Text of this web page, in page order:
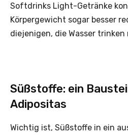
Softdrinks Light-Getränke
Körpergewicht sogar besser
diejenigen, die Wasser trinken
Süßstoffe: ein
Adipositas
Wichtig ist, Süßstoffe in ein